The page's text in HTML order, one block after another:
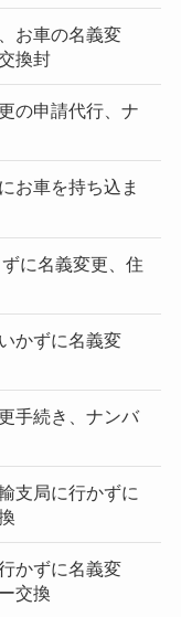
お車の名義変
換封
の申請代行、ナ
お車を持ち込ま
に名義変更、住
かずに名義変
手続き、ナンバ
支局に行かずに
かずに名義変
交換